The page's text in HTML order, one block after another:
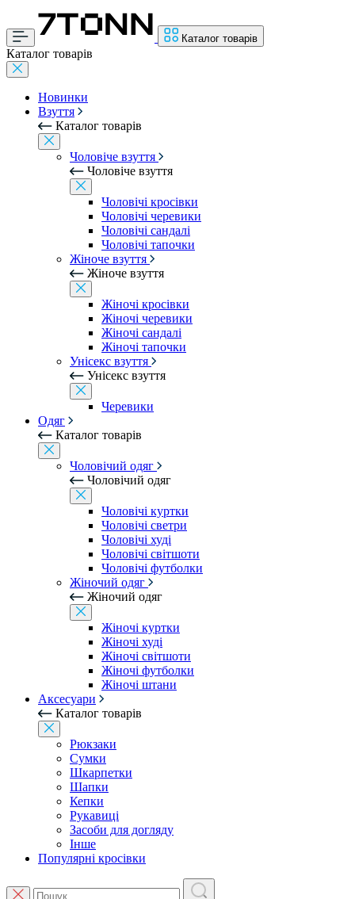
Каталог товарів
Каталог товарів
Новинки
Взуття
Каталог товарів
Чоловіче взуття
Чоловіче взуття
Чоловічі кросівки
Чоловічі черевики
Чоловічі сандалі
Чоловічі тапочки
Жіноче взуття
Жіноче взуття
Жіночі кросівки
Жіночі черевики
Жіночі сандалі
Жіночі тапочки
Унісекс взуття
Унісекс взуття
Черевики
Одяг
Каталог товарів
Чоловічий одяг
Чоловічий одяг
Чоловічі куртки
Чоловічі светри
Чоловічі худі
Чоловічі світшоти
Чоловічі футболки
Жіночий одяг
Жіночий одяг
Жіночі куртки
Жіночі худі
Жіночі світшоти
Жіночі футболки
Жіночі штани
Аксесуари
Каталог товарів
Рюкзаки
Сумки
Шкарпетки
Шапки
Кепки
Рукавиці
Засоби для догляду
Інше
Популярні кросівки